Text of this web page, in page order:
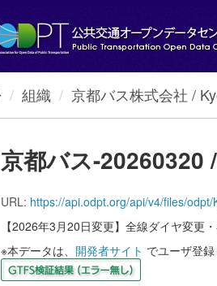
組織 京都バス株式会社 /
京都バス-
URL: https://api.odpt.org/api/v4/files/
【2026年3月20日変更】全線ダイヤ変更
※本データは、 開発者サイト でユーザ登